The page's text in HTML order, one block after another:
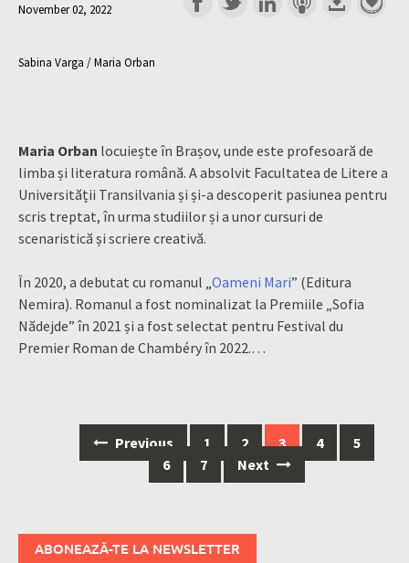
November 02, 2022
Sabina Varga / Maria Orban
Maria Orban locuiește în Brașov, unde este profesoară de
limba și literatura română. A absolvit Facultatea de Litere a
Universității Transilvania și și-a descoperit pasiunea pentru
scris treptat, în urma studiilor și a unor cursuri de
scenaristică și scriere creativă.
În 2020, a debutat cu romanul „ Oameni Mari” (Editura
Nemira). Romanul a fost nominalizat la Premiile „Sofia
Nădejde” în 2021 și a fost selectat pentru Festival du
Premier Roman de Chambéry în 2022.…
navigation
Previous 1 2 3 4
5
6
7 Next
ABONEAZĂ-TE LA NEWSLETTER